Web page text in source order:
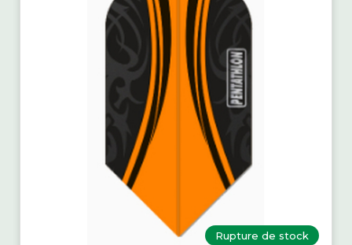
Rupture de stock